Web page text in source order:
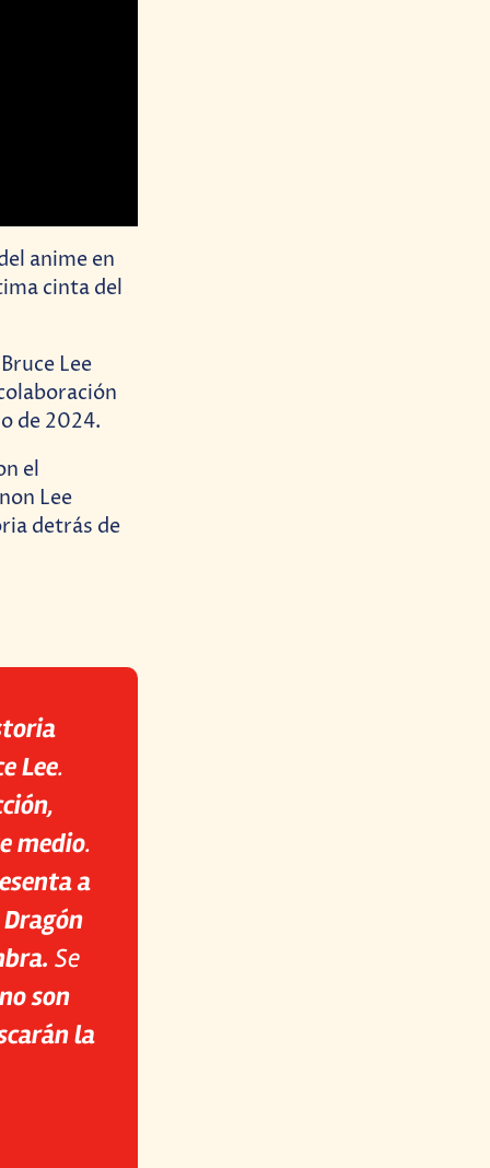
anime en
cinta del
Lee
de 2024.
el
Lee
detrás de
Lee.
medio.
a
Se
son
la